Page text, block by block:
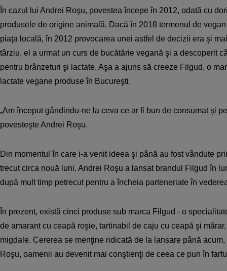
În cazul lui Andrei Roşu, povestea începe în 2012, odată cu
produsele de origine animală. Dacă în 2018 termenul de
piaţa locală, în 2012 provocarea unei astfel de decizii era şi
târziu, el a urmat un curs de bucătărie vegană şi a descoperit
pentru brânzeturi şi lactate. Aşa a ajuns să creeze Filgud, o
lactate vegane produse în Bucureşti.
„Am început gândindu-ne la ceva ce ar fi bun de consumat şi
povesteşte Andrei Roşu.
Din momentul în care i-a venit ideea şi până au fost vândute
trecut circa nouă luni. Andrei Roşu a lansat brandul Filgud în
după mult timp petrecut pentru a încheia parteneriate în
În prezent, există cinci produse sub marca Filgud - o
de amarant cu ceapă roşie, tartinabil de caju cu ceapă şi
migdale. Cererea se menţine ridicată de la lansare până
Roşu, oamenii au devenit mai conştienţi de ceea ce pun în